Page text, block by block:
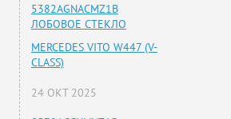
5382AGNACMZ1B
ЛОБОВОЕ СТЕКЛО
MERCEDES VITO W447 (V-
CLASS)
24 ОКТ 2025